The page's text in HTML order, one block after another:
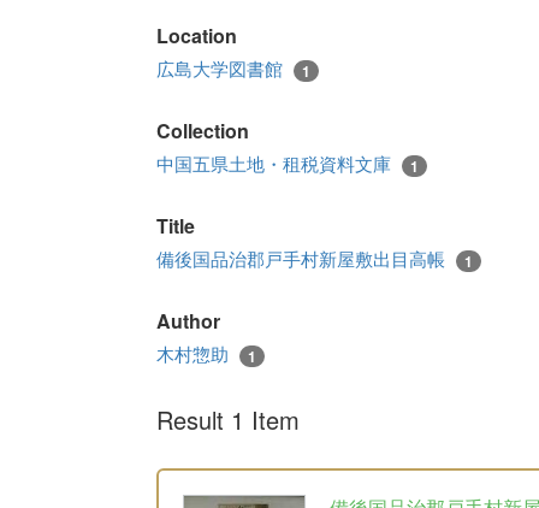
Location
広島大学図書館 1
Collection
中国五県土地・租税資料文庫 1
Title
備後国品治郡戸手村新屋敷出目高帳 1
Author
木村惣助 1
Result 1 Item